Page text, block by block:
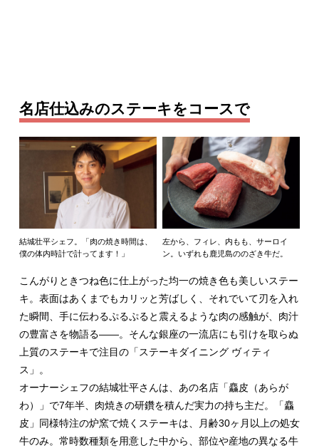
名店仕込みのステーキをコースで
結城壮平シェフ。「肉の焼き時間は、
僕の体内時計で計ってます！」
左から、フィレ、内もも、サーロイ
ン。いずれも鹿児島ののざき牛だ。
こんがりときつね色に仕上がった均一の焼き色も美しいステー
キ。表面はあくまでもカリッと芳ばしく、それでいて刃を入れ
た瞬間、手に伝わるぷるぷると震えるような肉の感触が、肉汁
の豊富さを物語る――。そんな銀座の一流店にも引けを取らぬ
上質のステーキで注目の「ステーキダイニング ヴィティ
ス」。
オーナーシェフの結城壮平さんは、あの名店「麤皮（あらが
わ）」で7年半、肉焼きの研鑽を積んだ実力の持ち主だ。「麤
皮」同様特注の炉窯で焼くステーキは、月齢30ヶ月以上の処女
牛のみ。常時数種類を用意した中から、部位や産地の異なる牛